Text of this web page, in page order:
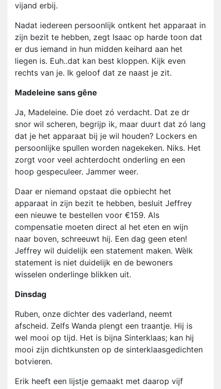
vijand erbij.
Nadat iedereen persoonlijk ontkent het apparaat in
zijn bezit te hebben, zegt Isaac op harde toon dat
er dus iemand in hun midden keihard aan het
liegen is. Euh..dat kan best kloppen. Kijk even
rechts van je. Ik geloof dat ze naast je zit.
Madeleine sans gêne
Ja, Madeleine. Die doet zó verdacht. Dat ze dr
snor wil scheren, begrijp ik, maar duurt dat zó lang
dat je het apparaat bij je wil houden? Lockers en
persoonlijke spullen worden nagekeken. Niks. Het
zorgt voor veel achterdocht onderling en een
hoop gespeculeer. Jammer weer.
Daar er niemand opstaat die opbiecht het
apparaat in zijn bezit te hebben, besluit Jeffrey
een nieuwe te bestellen voor €159. Als
compensatie moeten direct al het eten en wijn
naar boven, schreeuwt hij. Een dag geen eten!
Jeffrey wil duidelijk een statement maken. Wèlk
statement is niet duidelijk en de bewoners
wisselen onderlinge blikken uit.
Dinsdag
Ruben, onze dichter des vaderland, neemt
afscheid. Zelfs Wanda plengt een traantje. Hij is
wel mooi op tijd. Het is bijna Sinterklaas; kan hij
mooi zijn dichtkunsten op de sinterklaasgedichten
botvieren.
Erik heeft een lijstje gemaakt met daarop vijf